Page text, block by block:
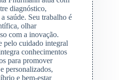
diagnóstico,
saúde. Seu trabalho é
olhar
com a inovação.
pelo cuidado integral
conhecimentos
para promover
personalizados,
e bem-estar